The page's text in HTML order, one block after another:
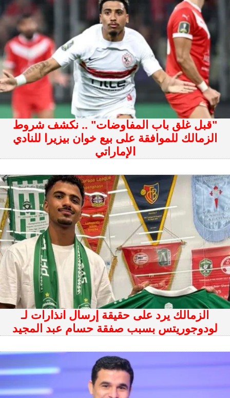
"قبل غلق باب المفاوضات" .. نكشف شروط
الزمالك للموافقة على بيع خوان بيزيرا للنادي
الإماراتي
الزمالك يرد على حقيقة إرسال انذارات لـ
لودوجوريتس بسبب صفقة حسام عبد المجيد